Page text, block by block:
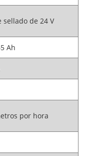
sellado de 24 V
Ah
por hora